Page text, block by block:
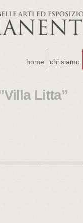
home chi siamo
Litta”